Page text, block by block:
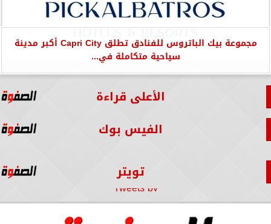
مجموعة بيك الباتروس للفنادق تطلق Capri City أكبر مدينة
سياحية متكاملة في...
الأعلى قراءة
الفيس بوك
تويتر
Tweets by